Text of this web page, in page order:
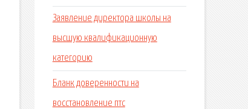
Заявление директора школы на
высшую квалификационную
категорию
Бланк доверенности на
восстановление птс